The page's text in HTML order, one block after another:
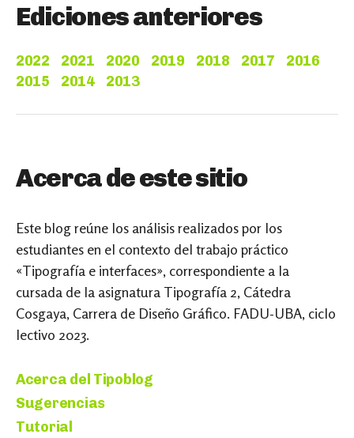
Ediciones anteriores
2022 2021 2020 2019 2018 2017
2016
2015
2014 2013
Acerca de este sitio
Este blog reúne los análisis realizados por los
estudiantes en el contexto del trabajo práctico
«Tipografía e interfaces», correspondiente a la
cursada de la asignatura Tipografía 2, Cátedra
Cosgaya, Carrera de Diseño Gráfico. FADU-UBA, ciclo
lectivo 2023.
Acerca del Tipoblog
Sugerencias
Tutorial